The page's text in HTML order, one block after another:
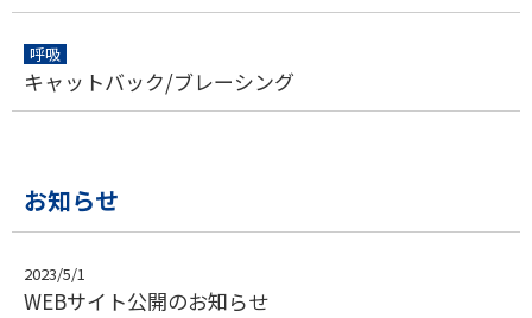
呼吸
キャットバック/ブレーシング
お知らせ
2023/5/1
WEBサイト公開のお知らせ